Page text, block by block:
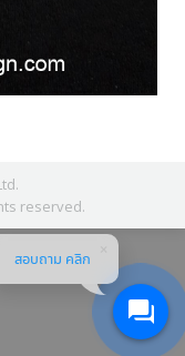
reserved.
สอบถาม คลิก